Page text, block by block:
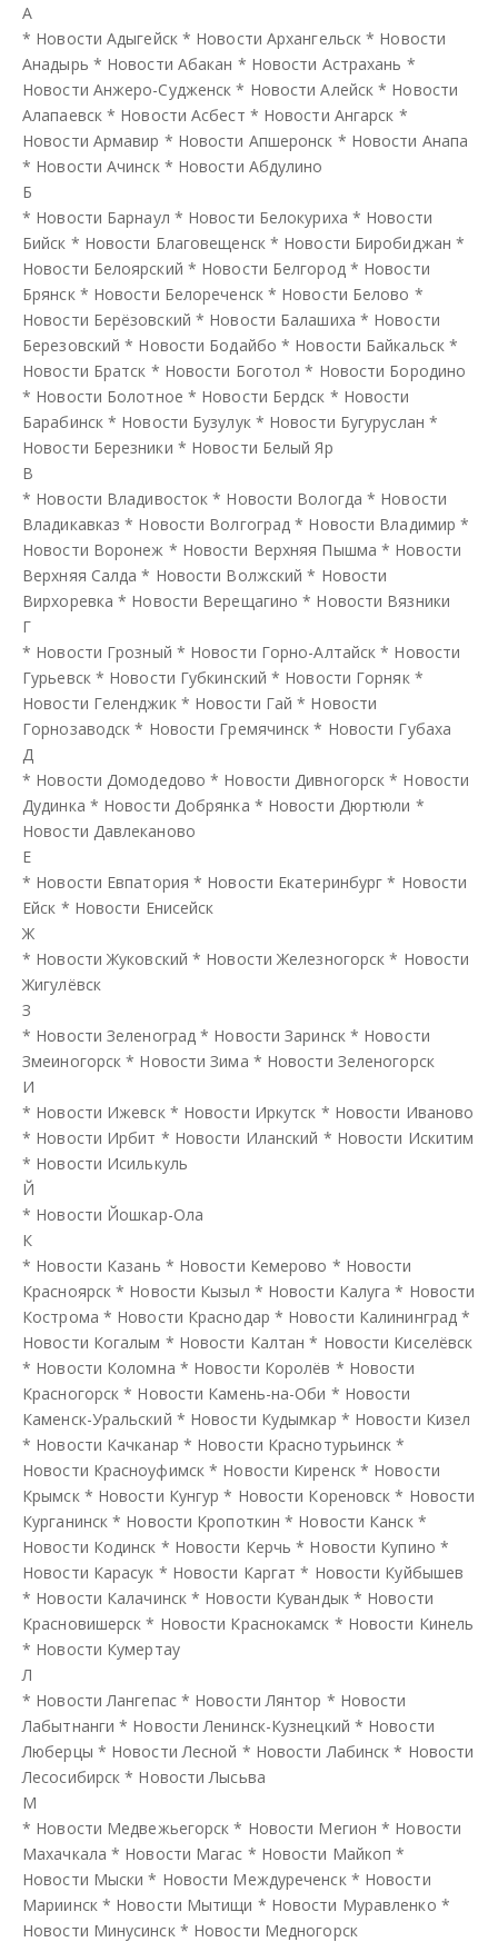
А
* Новости Адыгейск * Новости Архангельск * Новости
Анадырь * Новости Абакан * Новости Астрахань *
Новости Анжеро-Судженск * Новости Алейск * Новости
Алапаевск * Новости Асбест * Новости Ангарск *
Новости Армавир * Новости Апшеронск * Новости Анапа
* Новости Ачинск * Новости Абдулино
Б
* Новости Барнаул * Новости Белокуриха * Новости
Бийск * Новости Благовещенск * Новости Биробиджан *
Новости Белоярский * Новости Белгород * Новости
Брянск * Новости Белореченск * Новости Белово *
Новости Берёзовский * Новости Балашиха * Новости
Березовский * Новости Бодайбо * Новости Байкальск *
Новости Братск * Новости Боготол * Новости Бородино
* Новости Болотное * Новости Бердск * Новости
Барабинск * Новости Бузулук * Новости Бугуруслан *
Новости Березники * Новости Белый Яр
В
* Новости Владивосток * Новости Вологда * Новости
Владикавказ * Новости Волгоград * Новости Владимир *
Новости Воронеж * Новости Верхняя Пышма * Новости
Верхняя Салда * Новости Волжский * Новости
Вирхоревка * Новости Верещагино * Новости Вязники
Г
* Новости Грозный * Новости Горно-Алтайск * Новости
Гурьевск * Новости Губкинский * Новости Горняк *
Новости Геленджик * Новости Гай * Новости
Горнозаводск * Новости Гремячинск * Новости Губаха
Д
* Новости Домодедово * Новости Дивногорск * Новости
Дудинка * Новости Добрянка * Новости Дюртюли *
Новости Давлеканово
Е
* Новости Евпатория * Новости Екатеринбург * Новости
Ейск * Новости Енисейск
Ж
* Новости Жуковский * Новости Железногорск * Новости
Жигулёвск
З
* Новости Зеленоград * Новости Заринск * Новости
Змеиногорск * Новости Зима * Новости Зеленогорск
И
* Новости Ижевск * Новости Иркутск * Новости Иваново
* Новости Ирбит * Новости Иланский * Новости Искитим
* Новости Исилькуль
Й
* Новости Йошкар-Ола
К
* Новости Казань * Новости Кемерово * Новости
Красноярск * Новости Кызыл * Новости Калуга * Новости
Кострома * Новости Краснодар * Новости Калининград *
Новости Когалым * Новости Калтан * Новости Киселёвск
* Новости Коломна * Новости Королёв * Новости
Красногорск * Новости Камень-на-Оби * Новости
Каменск-Уральский * Новости Кудымкар * Новости Кизел
* Новости Качканар * Новости Краснотурьинск *
Новости Красноуфимск * Новости Киренск * Новости
Крымск * Новости Кунгур * Новости Кореновск * Новости
Курганинск * Новости Кропоткин * Новости Канск *
Новости Кодинск * Новости Керчь * Новости Купино *
Новости Карасук * Новости Каргат * Новости Куйбышев
* Новости Калачинск * Новости Кувандык * Новости
Красновишерск * Новости Краснокамск * Новости Кинель
* Новости Кумертау
Л
* Новости Лангепас* Новости Лянтор * Новости
Лабытнанги * Новости Ленинск-Кузнецкий * Новости
Люберцы * Новости Лесной * Новости Лабинск * Новости
Лесосибирск * Новости Лысьва
М
* Новости Медвежьегорск * Новости Мегион * Новости
Махачкала * Новости Магас * Новости Майкоп *
Новости Мыски * Новости Междуреченск * Новости
Мариинск * Новости Мытищи * Новости Муравленко *
Новости Минусинск * Новости Медногорск